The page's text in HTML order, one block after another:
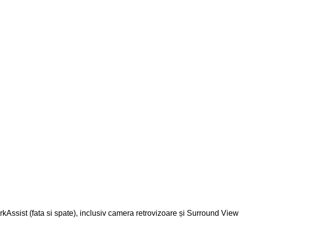
(fata si spate), inclusiv camera retrovizoare și Surround View